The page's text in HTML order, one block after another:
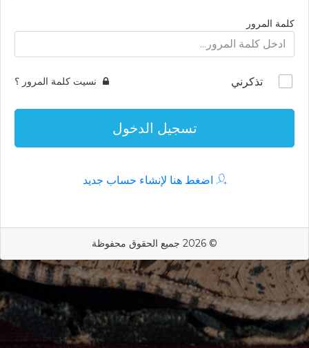
كلمة المرور
تذكرني نسيت كلمة المرور ؟
تسجيل الدخول
اضغط هنا لإنشاء حساب جديد
© 2026 جميع الحقوق محفوظة